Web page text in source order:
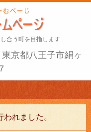
合う町を目指します
京都八王子市絹ヶ
れました。